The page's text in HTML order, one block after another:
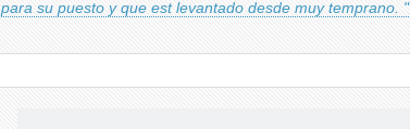
para su puesto y que est levantado desde muy temprano. "